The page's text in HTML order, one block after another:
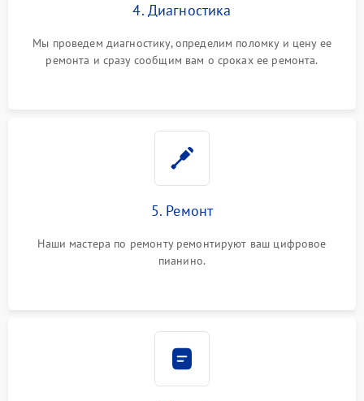
4. Диагностика
Мы проведем диагностику, определим поломку и цену ее
ремонта и сразу сообщим вам о сроках ее ремонта.
5. Ремонт
Наши мастера по ремонту ремонтируют ваш цифровое
пианино.